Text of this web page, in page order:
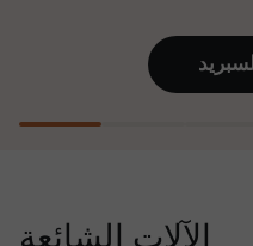
آيفون أو ماك
بمجرد إيداعه مبلغًا
من المال.
مضاعفة أرباحك
الآلات الشائعة